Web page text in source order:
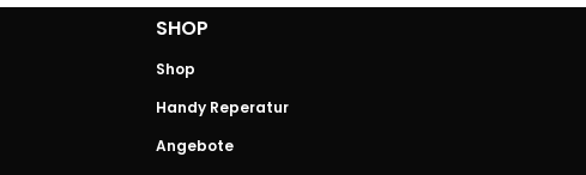
SHOP
Shop
Handy Reperatur
Angebote